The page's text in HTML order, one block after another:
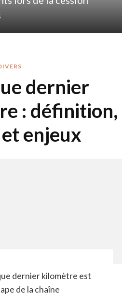
dernier
: définition,
enjeux
dernier kilomètre est
de la chaîne